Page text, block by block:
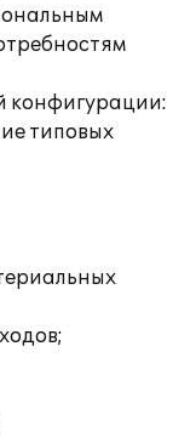
конфигурации:
типовых